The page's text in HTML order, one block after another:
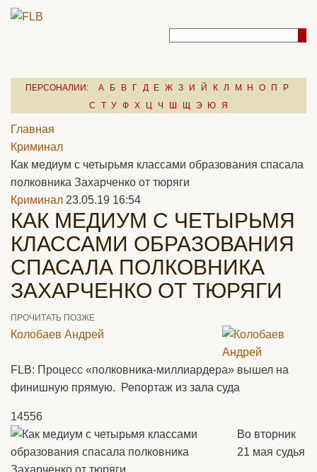
ПЕРСОНАЛИИ: А Б В Г Д Е Ж З И Й К Л М Н О П
Р
С
Т У Ф Х Ц Ч Ш Щ Э Ю Я
Главная
Криминал
Как медиум с четырьмя классами образования спасала
полковника Захарченко от тюряги
Криминал 23.05.19 16:54
КАК МЕДИУМ С ЧЕТЫРЬМЯ
КЛАССАМИ ОБРАЗОВАНИЯ
СПАСАЛА ПОЛКОВНИКА
ЗАХАРЧЕНКО ОТ ТЮРЯГИ
ПРОЧИТАТЬ ПОЗЖЕ
Колобаев Андрей
FLB: Процесс «полковника-миллиардера» вышел на
финишную прямую. Репортаж из зала суда
14556
Во вторник
21 мая судья